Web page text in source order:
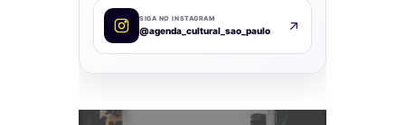
SIGA NO INSTAGRAM
@agenda_cultural_sao_paulo